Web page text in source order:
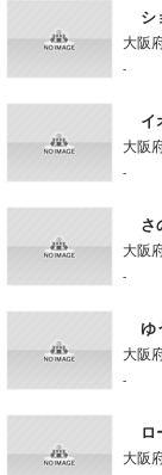
シ
大阪
-
イ
大阪
-
さ
大阪
-
ゆ
大阪
-
ロ
大阪